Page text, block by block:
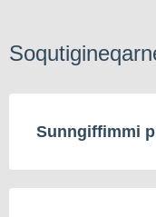
Sunngiffimmi